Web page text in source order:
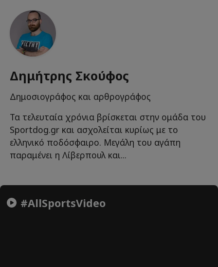
Δημήτρης Σκούφος
Δημοσιογράφος και αρθρογράφος
Τα τελευταία χρόνια βρίσκεται στην ομάδα του
Sportdog.gr και ασχολείται κυρίως με το
ελληνικό ποδόσφαιρο. Μεγάλη του αγάπη
παραμένει η Λίβερπουλ και...
#AllSportsVideo